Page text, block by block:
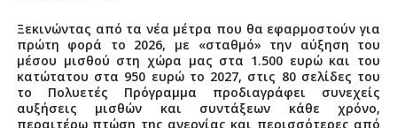
Ξεκινώντας από τα νέα μέτρα που θα εφαρμοστούν για
πρώτη φορά το 2026, με «σταθμό» την αύξηση του
μέσου μισθού στη χώρα μας στα 1.500 ευρώ και του
κατώτατου στα 950 ευρώ το 2027, στις 80 σελίδες του
το Πολυετές Πρόγραμμα προδιαγράφει συνεχείς
αυξήσεις μισθών και συντάξεων κάθε χρόνο,
περαιτέρω πτώση της ανεργίας και περισσότερες από